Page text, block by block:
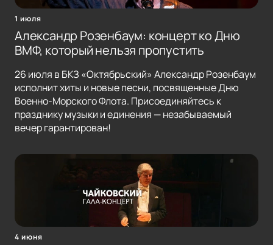
1 июля
Александр Розенбаум: концерт ко Дню
ВМФ, который нельзя пропустить
26 июля в БКЗ «Октябрьский» Александр Розенбаум
исполнит хиты и новые песни, посвященные Дню
Военно-Морского Флота. Присоединяйтесь к
празднику музыки и единения — незабываемый
вечер гарантирован!
4 июня